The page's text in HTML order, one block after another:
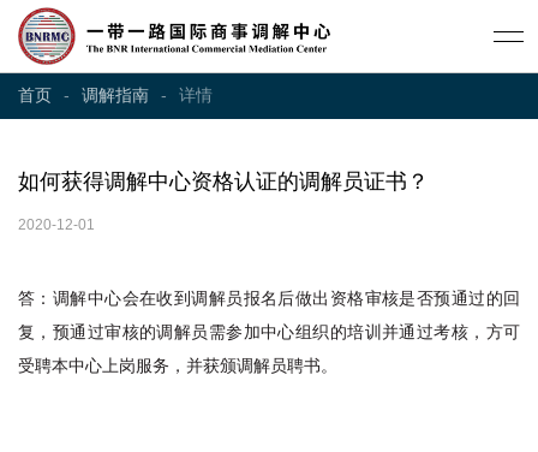
首页 - 调解指南 - 详情
如何获得调解中心资格认证的调解员证书？
2020-12-01
答：调解中心会在收到调解员报名后做出资格审核是否预通过的回
复，预通过审核的调解员需参加中心组织的培训并通过考核，方可
受聘本中心上岗服务，并获颁调解员聘书。